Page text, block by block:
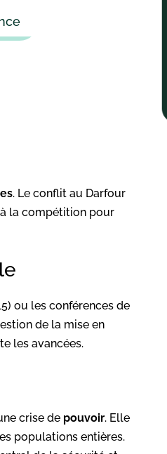
. Le conflit au Darfour
la compétition pour
ou les conférences de
de la mise en
les avancées.
crise de pouvoir. Elle
populations entières.